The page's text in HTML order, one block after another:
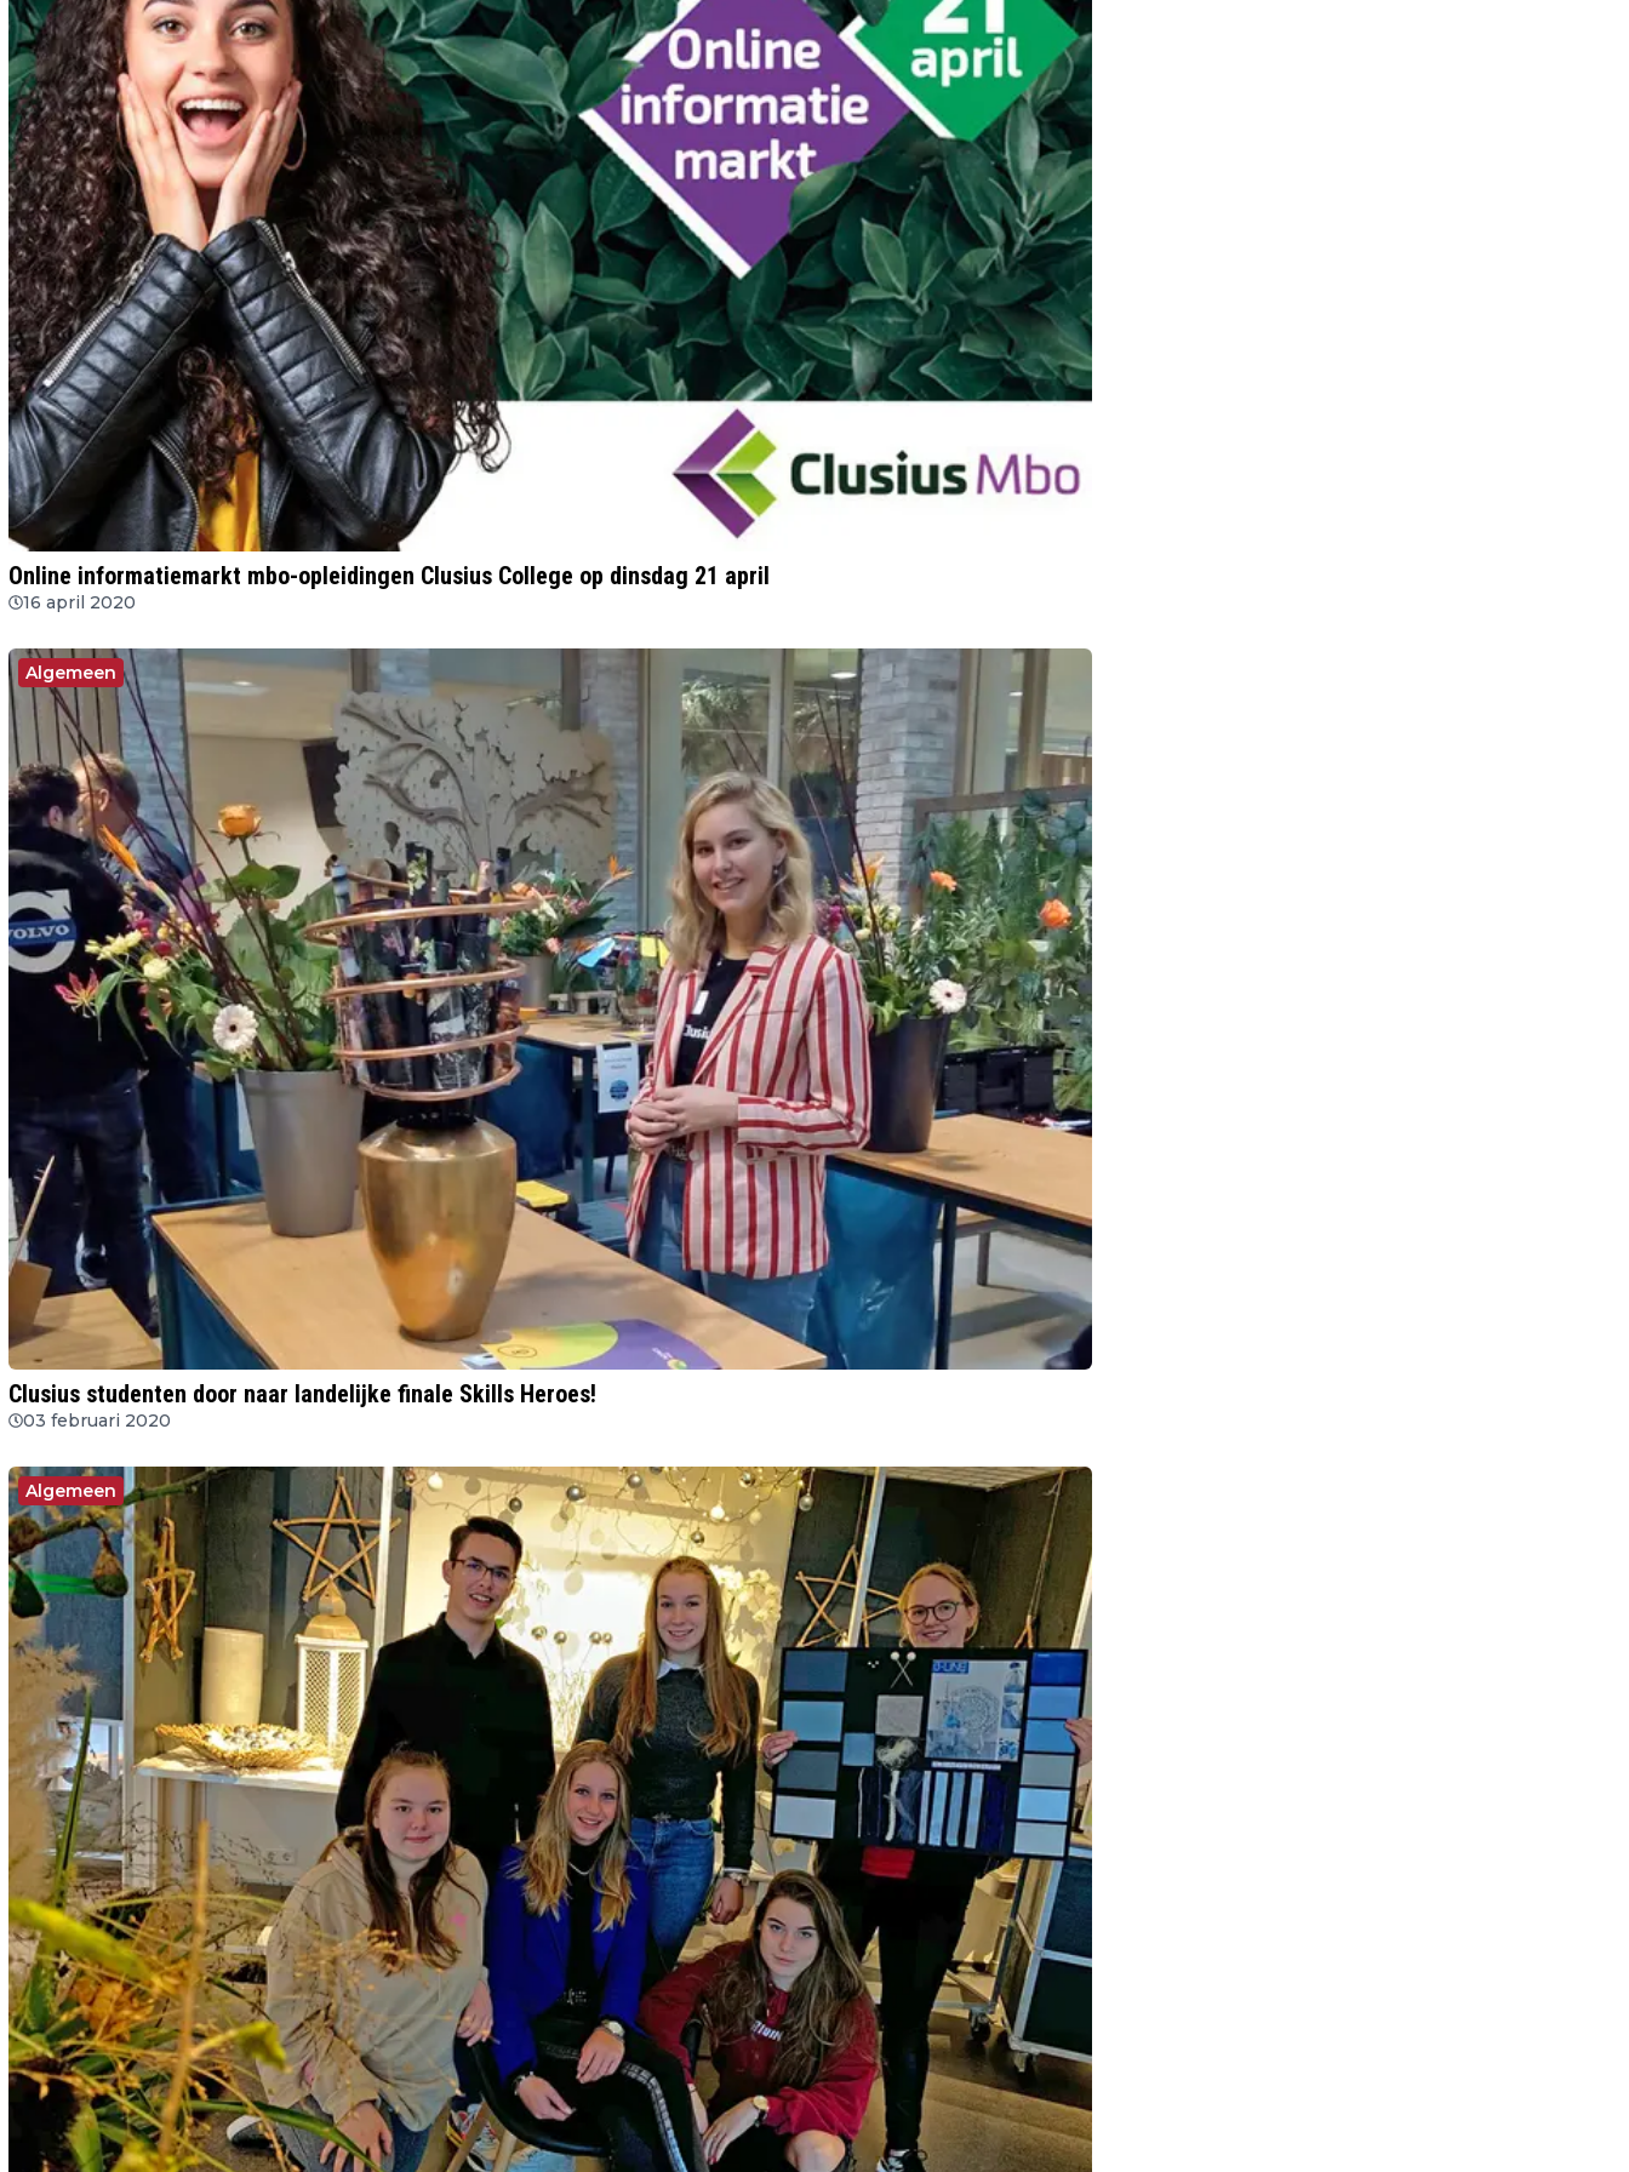
Online informatiemarkt mbo-opleidingen Clusius College op dinsdag 21 april
16 april 2020
Algemeen
Clusius studenten door naar landelijke finale Skills Heroes!
03 februari 2020
Algemeen